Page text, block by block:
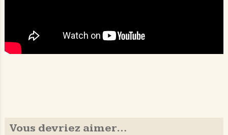
Vous devriez aimer…